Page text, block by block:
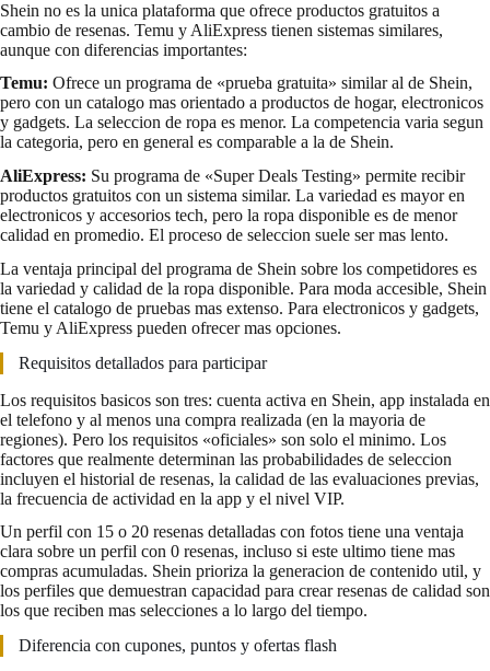
Shein no es la unica plataforma que ofrece productos gratuitos a
cambio de resenas. Temu y AliExpress tienen sistemas similares,
aunque con diferencias importantes:
Temu: Ofrece un programa de «prueba gratuita» similar al de Shein,
pero con un catalogo mas orientado a productos de hogar, electronicos
y gadgets. La seleccion de ropa es menor. La competencia varia segun
la categoria, pero en general es comparable a la de Shein.
AliExpress: Su programa de «Super Deals Testing» permite recibir
productos gratuitos con un sistema similar. La variedad es mayor en
electronicos y accesorios tech, pero la ropa disponible es de menor
calidad en promedio. El proceso de seleccion suele ser mas lento.
La ventaja principal del programa de Shein sobre los competidores es
la variedad y calidad de la ropa disponible. Para moda accesible, Shein
tiene el catalogo de pruebas mas extenso. Para electronicos y gadgets,
Temu y AliExpress pueden ofrecer mas opciones.
Requisitos detallados para participar
Los requisitos basicos son tres: cuenta activa en Shein, app instalada en
el telefono y al menos una compra realizada (en la mayoria de
regiones). Pero los requisitos «oficiales» son solo el minimo. Los
factores que realmente determinan las probabilidades de seleccion
incluyen el historial de resenas, la calidad de las evaluaciones previas,
la frecuencia de actividad en la app y el nivel VIP.
Un perfil con 15 o 20 resenas detalladas con fotos tiene una ventaja
clara sobre un perfil con 0 resenas, incluso si este ultimo tiene mas
compras acumuladas. Shein prioriza la generacion de contenido util, y
los perfiles que demuestran capacidad para crear resenas de calidad son
los que reciben mas selecciones a lo largo del tiempo.
Diferencia con cupones, puntos y ofertas flash